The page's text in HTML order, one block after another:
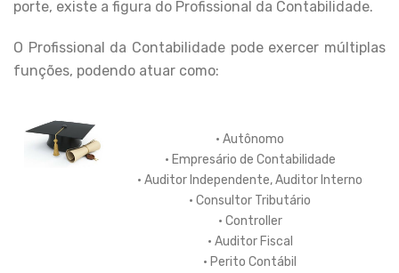
porte, existe a figura do Profissional da Contabilidade.
O Profissional da Contabilidade pode exercer múltiplas
funções, podendo atuar como:
• Autônomo
• Empresário de Contabilidade
• Auditor Independente, Auditor Interno
• Consultor Tributário
• Controller
• Auditor Fiscal
• Perito Contábil